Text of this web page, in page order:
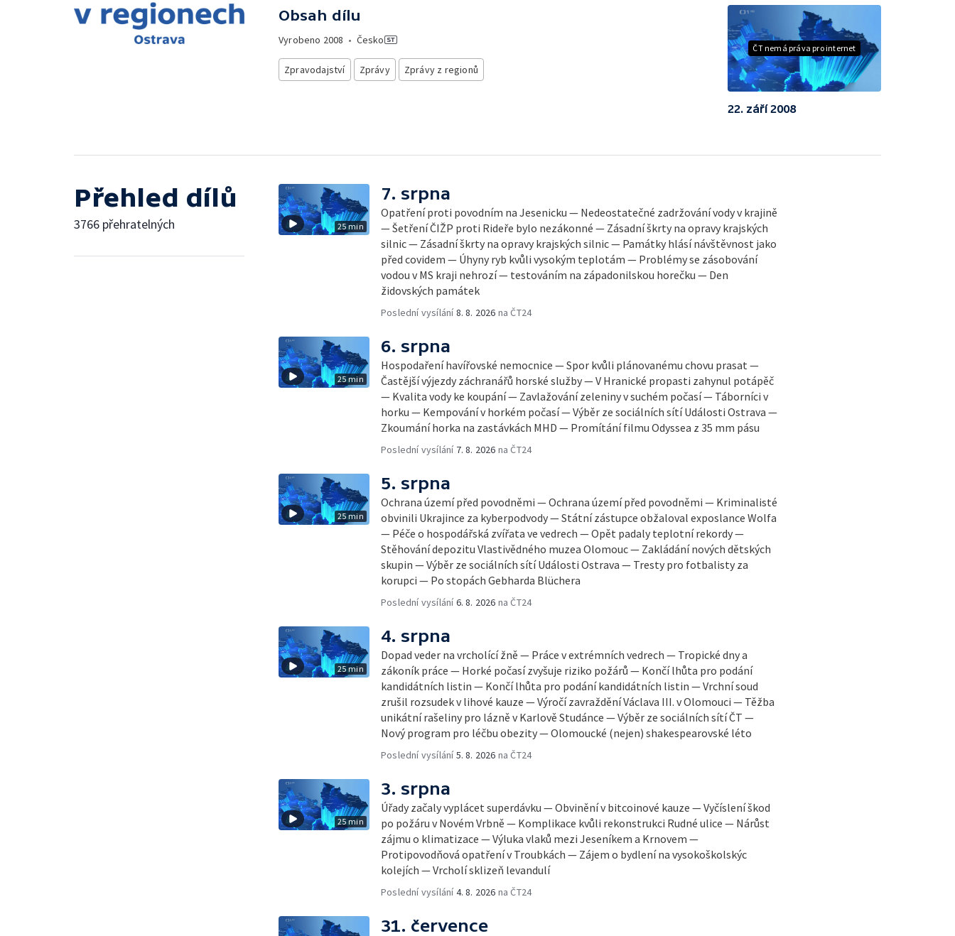
Obsah dílu
Vyrobeno 2008 • Česko
Zpravodajství Zprávy Zprávy z regionů
ČT nemá práva pro internet
22. září 2008
Přehled dílů
3766 přehratelných 25 min
7. srpna
Opatření proti povodním na Jesenicku — Nedeostatečné zadržování vody v krajině
— Šetření ČIŽP proti Rideře bylo nezákonné — Zásadní škrty na opravy krajských
silnic — Zásadní škrty na opravy krajských silnic — Památky hlásí návštěvnost jako
před covidem — Úhyny ryb kvůli vysokým teplotám — Problémy se zásobování
vodou v MS kraji nehrozí — testováním na západonilskou horečku — Den
židovských památek
Poslední vysílání8. 8. 2026 na ČT24
25 min
6. srpna
Hospodaření havířovské nemocnice — Spor kvůli plánovanému chovu prasat —
Častější výjezdy záchranářů horské služby — V Hranické propasti zahynul potápěč
— Kvalita vody ke koupání — Zavlažování zeleniny v suchém počasí — Táborníci v
horku — Kempování v horkém počasí — Výběr ze sociálních sítí Události Ostrava —
Zkoumání horka na zastávkách MHD — Promítání filmu Odyssea z 35 mm pásu
Poslední vysílání 7. 8. 2026 na ČT24
25 min
5. srpna
Ochrana území před povodněmi — Ochrana území před povodněmi — Kriminalisté
obvinili Ukrajince za kyberpodvody — Státní zástupce obžaloval exposlance Wolfa
— Péče o hospodářská zvířata ve vedrech — Opět padaly teplotní rekordy —
Stěhování depozitu Vlastivědného muzea Olomouc — Zakládání nových dětských
skupin — Výběr ze sociálních sítí Události Ostrava — Tresty pro fotbalisty za
korupci — Po stopách Gebharda Blüchera
Poslední vysílání6. 8. 2026 na ČT24
25 min
4. srpna
Dopad veder na vrcholící žně — Práce v extrémních vedrech — Tropické dny a
zákoník práce — Horké počasí zvyšuje riziko požárů — Končí lhůta pro podání
kandidátních listin — Končí lhůta pro podání kandidátních listin — Vrchní soud
zrušil rozsudek v lihové kauze — Výročí zavraždění Václava III. v Olomouci — Těžba
unikátní rašeliny pro lázně v Karlově Studánce — Výběr ze sociálních sítí ČT —
Nový program pro léčbu obezity — Olomoucké (nejen) shakespearovské léto
Poslední vysílání5. 8. 2026 na ČT24
25 min
3. srpna
Úřady začaly vyplácet superdávku — Obvinění v bitcoinové kauze — Vyčíslení škod
po požáru v Novém Vrbně — Komplikace kvůli rekonstrukci Rudné ulice — Nárůst
zájmu o klimatizace — Výluka vlaků mezi Jeseníkem a Krnovem —
Protipovodňová opatření v Troubkách — Zájem o bydlení na vysokoškolskýc
kolejích — Vrcholí sklizeň levandulí
Poslední vysílání4. 8. 2026 na ČT24
31. července